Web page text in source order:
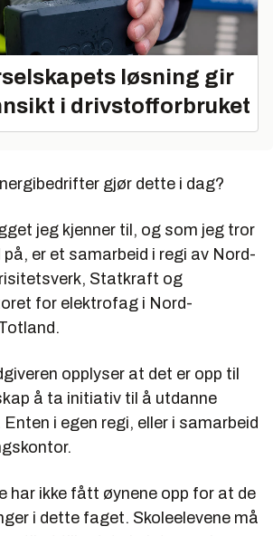
løsning gir
i drivstofforbruket
gjør dette i dag?
jeg kjenner til, og som jeg tror
er et samarbeid i regi av Nord-
Statkraft og
for elektrofag i Nord-
opplyser at det er opp til
å ta initiativ til å utdanne
i egen regi, eller i samarbeid
har ikke fått øynene opp for at de
i dette faget. Skoleelevene må